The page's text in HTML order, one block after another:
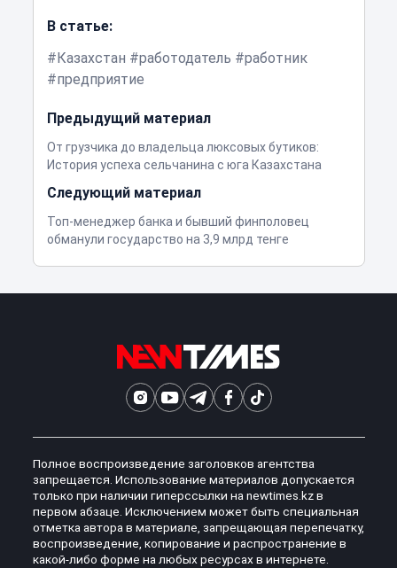
В статье:
Казахстан
работодатель
работник
предприятие
Предыдущий материал
От грузчика до владельца люксовых бутиков:
История успеха сельчанина с юга Казахстана
Следующий материал
Топ-менеджер банка и бывший финполовец
обманули государство на 3,9 млрд тенге
Полное воспроизведение заголовков агентства
запрещается. Использование материалов допускается
только при наличии гиперссылки на newtimes.kz в
первом абзаце. Исключением может быть специальная
отметка автора в материале, запрещающая перепечатку,
воспроизведение, копирование и распространение в
какой-либо форме на любых ресурсах в интернете.